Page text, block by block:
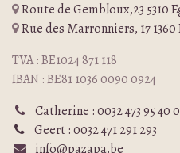
Route de Gembloux,23 5310
Rue des Marronniers, 17 1360
TVA : BE1024 871 118
IBAN : BE81 1036 0090 0924
Catherine : 0032 473 95 40
Geert : 0032 471 291 293
info@pazapa.be